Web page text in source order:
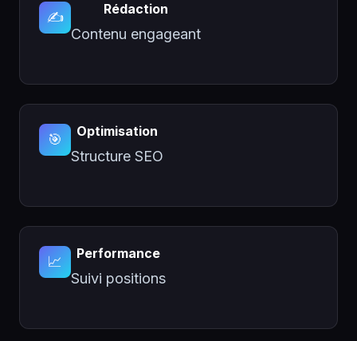
✍️ Rédaction
Contenu engageant
🎯 Optimisation
Structure SEO
📈 Performance
Suivi positions